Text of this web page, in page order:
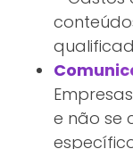
e não se